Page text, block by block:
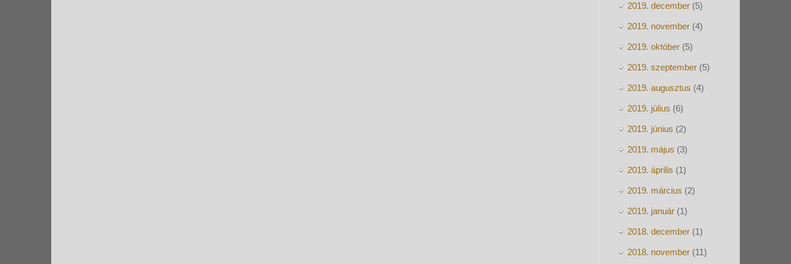
2019. december (5)
2019. november (4)
2019. október (5)
2019. szeptember (5)
2019. augusztus (4)
2019. július (6)
2019. június (2)
2019. május (3)
2019. április (1)
2019. március (2)
2019. január (1)
2018. december (1)
2018. november (11)